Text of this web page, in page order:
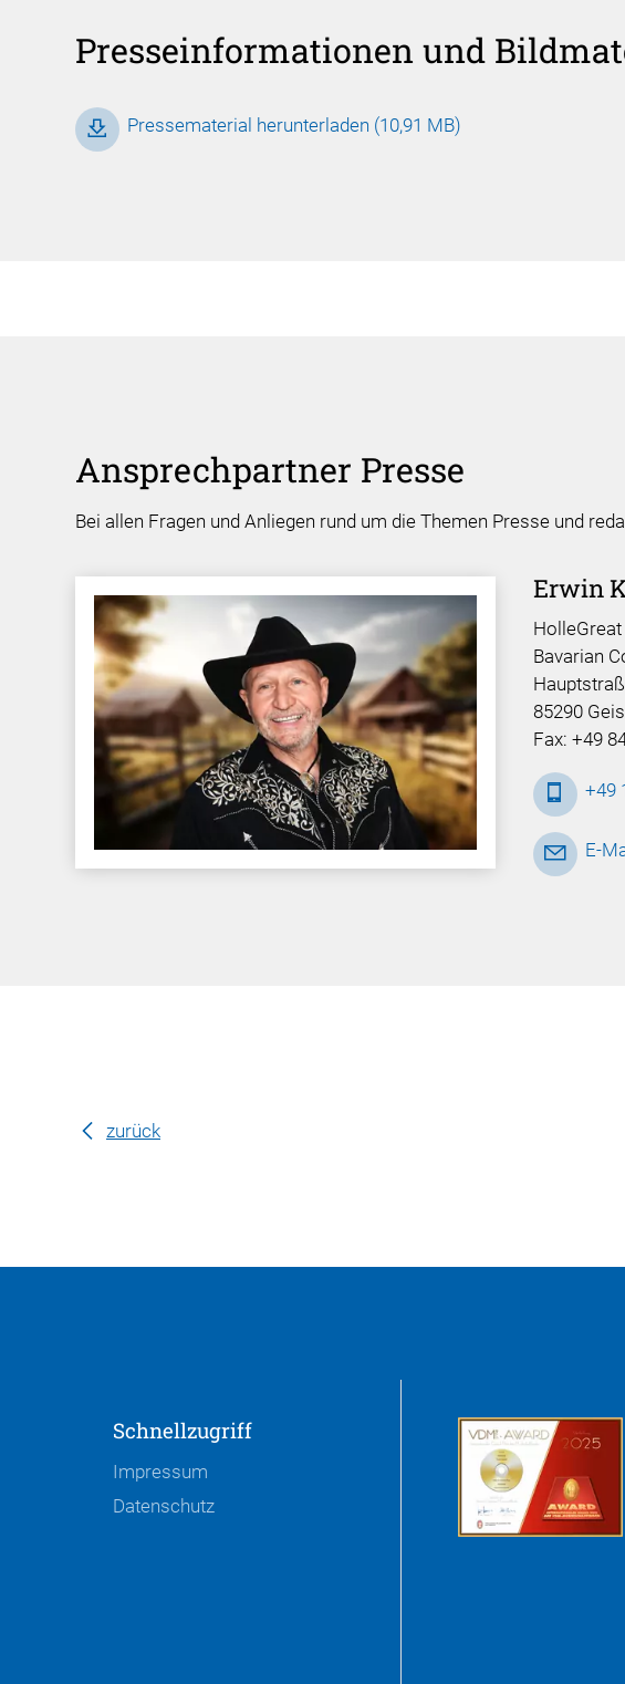
Presseinformationen und
Pressematerial herunterladen (10,91 MB)
Ansprechpartner Presse
Bei allen Fragen und Anliegen rund um die Themen Presse und
Erwin
HolleGreat
Bavarian
85290
Fax: +49
+49
E-
zurück
Schnellzugriff
Impressum
Datenschutz